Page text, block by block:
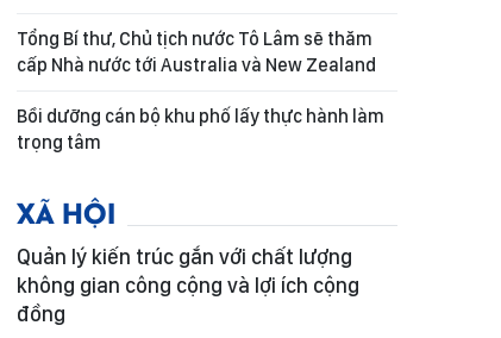
Tổng Bí thư, Chủ tịch nước Tô Lâm sẽ thăm
cấp Nhà nước tới Australia và New Zealand
Bồi dưỡng cán bộ khu phố lấy thực hành làm
trọng tâm
XÃ HỘI
Quản lý kiến trúc gắn với chất lượng
không gian công cộng và lợi ích cộng
đồng